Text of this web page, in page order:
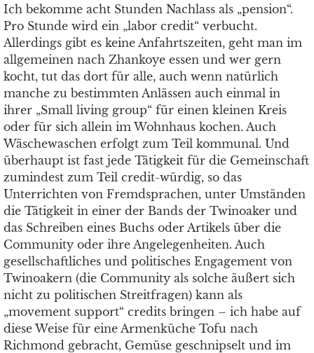
Ich bekomme acht Stunden Nachlass als „pension“.
Pro Stunde wird ein „labor credit“ verbucht.
Allerdings gibt es keine Anfahrtszeiten, geht man im
allgemeinen nach Zhankoye essen und wer gern
kocht, tut das dort für alle, auch wenn natürlich
manche zu bestimmten Anlässen auch einmal in
ihrer „Small living group“ für einen kleinen Kreis
oder für sich allein im Wohnhaus kochen. Auch
Wäschewaschen erfolgt zum Teil kommunal. Und
überhaupt ist fast jede Tätigkeit für die Gemeinschaft
zumindest zum Teil credit-würdig, so das
Unterrichten von Fremdsprachen, unter Umständen
die Tätigkeit in einer der Bands der Twinoaker und
das Schreiben eines Buchs oder Artikels über die
Community oder ihre Angelegenheiten. Auch
gesellschaftliches und politisches Engagement von
Twinoakern (die Community als solche äußert sich
nicht zu politischen Streitfragen) kann als
„movement support“ credits bringen – ich habe auf
diese Weise für eine Armenküche Tofu nach
Richmond gebracht, Gemüse geschnipselt und im